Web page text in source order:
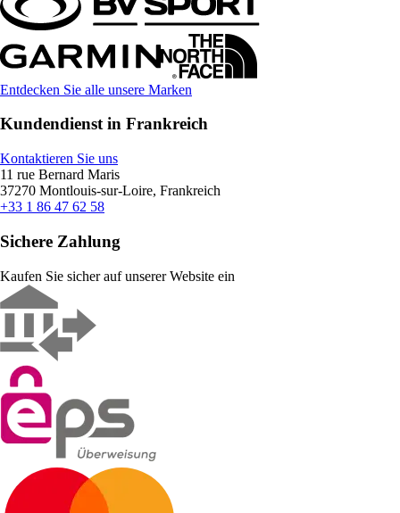
Entdecken Sie alle unsere Marken
Kundendienst in Frankreich
Kontaktieren Sie uns
11 rue Bernard Maris
37270 Montlouis-sur-Loire, Frankreich
+33 1 86 47 62 58
Sichere Zahlung
Kaufen Sie sicher auf unserer Website ein